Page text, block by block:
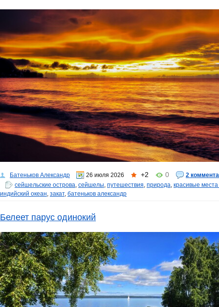
Батеньков Александр 26 июля 2026 +2 0
2
сейшельские острова, сейшелы, путешествия, природа, красивые
индийский океан, закат, батеньков александр
Белеет парус одинокий